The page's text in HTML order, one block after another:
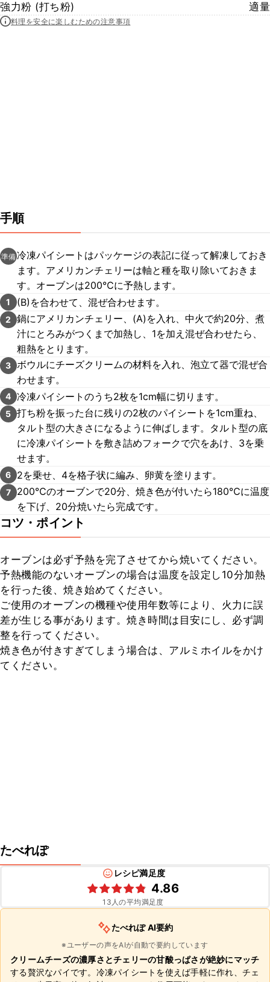
強力粉 (打ち粉)
適量
料理を安全に楽しむための注意事項
手順
準備冷凍パイシートはパッケージの表記に従って解凍しておき
ます。アメリカンチェリーは軸と種を取り除いておきま
す。オーブンは200℃に予熱します。
1 (B)を合わせて、混ぜ合わせます。
2
鍋にアメリカンチェリー、(A)を入れ、中火で約20分、煮
汁にとろみがつくまで加熱し、1を加え混ぜ合わせたら、
粗熱をとります。
3 ボウルにチーズクリームの材料を入れ、泡立て器で混ぜ合
わせます。
4 冷凍パイシートのうち2枚を1cm幅に切ります。
5 打ち粉を振った台に残りの2枚のパイシートを1cm重ね、
タルト型の大きさになるように伸ばします。タルト型の底
に冷凍パイシートを敷き詰めフォークで穴をあけ、3を乗
せます。
6 2を乗せ、4を格子状に編み、卵黄を塗ります。
7
200℃のオーブンで20分、焼き色が付いたら180℃に温度
を下げ、20分焼いたら完成です。
コツ・ポイント
オーブンは必ず予熱を完了させてから焼いてください。
予熱機能のないオーブンの場合は温度を設定し10分加熱
を行った後、焼き始めてください。
ご使用のオーブンの機種や使用年数等により、火力に誤
差が生じる事があります。焼き時間は目安にし、必ず調
整を行ってください。
焼き色が付きすぎてしまう場合は、アルミホイルをかけ
てください。
たべれぽ
レシピ満足度
4.86
13 人の平均満足度
たべれぽ AI要約
※ユーザーの声をAIが自動で要約しています
クリームチーズの濃厚さとチェリーの甘酸っぱさが絶妙にマッチ
する贅沢なパイです。冷凍パイシートを使えば手軽に作れ、チェ